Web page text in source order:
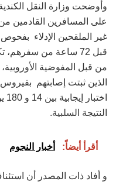
وأوضحت وزارة النقل
على المسافرين القادمين
غير الملقحين الإدلاء
قبل 72 ساعة من
من قبل المفوضية
الذين ثبتت إصابتهم
النتيجة السلبية.
أقرأ أيضاً: أخبار النجوم
و أفاد ذات المصدر أن